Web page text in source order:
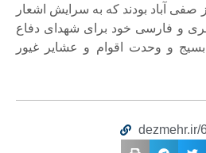
صفی آباد بودند که به سرایش اشعار
لری و فارسی خود برای شهدای دفاع
و وحدت اقوام و عشایر غیور
dezmehr.ir/